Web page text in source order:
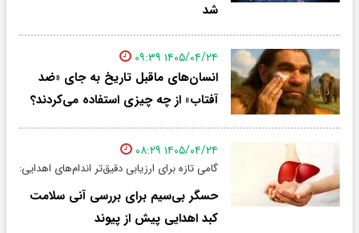
شد
۱۴۰۵/۰۴/۲۴ ۰۹:۳۹
انسان‌های ماقبل تاریخ به جای «ضد
آفتاب» از چه چیزی استفاده می‌کردند؟
۱۴۰۵/۰۴/۲۴ ۰۸:۲۹
گامی تازه برای ارزیابی دقیق‌تر اندام‌های اهدایی:
حسگر بی‌سیم برای بررسی آنی سلامت
کبد اهدایی پیش از پیوند